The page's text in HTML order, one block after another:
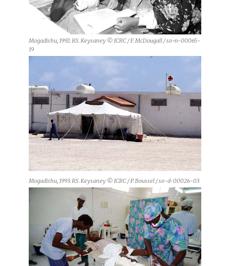
Mogadishu, 1992. RS. Keysaney © ICRC / F. McDougall / so-n-00065-
19
Mogadishu, 1993. RS. Keysaney © ICRC / P. Boussel / so-d-00026-03